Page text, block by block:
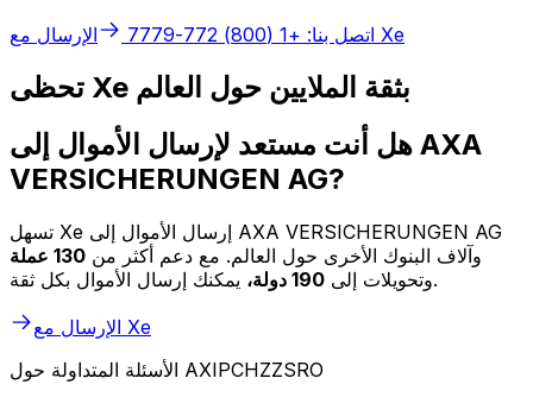
اتصل بنا: +1 (800) 772-7779 الإرسال مع Xe
تحظى Xe بثقة الملايين حول العالم
هل أنت مستعد لإرسال الأموال إلى AXA
VERSICHERUNGEN AG?
تسهل Xe إرسال الأموال إلى AXA VERSICHERUNGEN AG
وآلاف البنوك الأخرى حول العالم. مع دعم أكثر من 130 عملة
وتحويلات إلى 190 دولة،
يمكنك إرسال الأموال بكل ثقة.
الإرسال مع Xe
الأسئلة المتداولة حول AXIPCHZZSRO